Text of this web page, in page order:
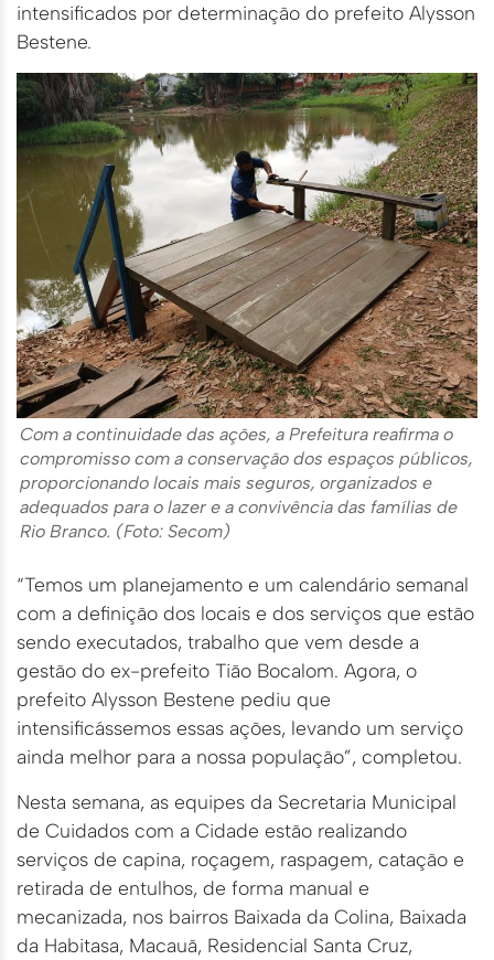
intensificados por determinação do prefeito Alysson
Bestene.
Com a continuidade das ações, a Prefeitura reafirma o
compromisso com a conservação dos espaços públicos,
proporcionando locais mais seguros, organizados e
adequados para o lazer e a convivência das famílias de
Rio Branco. (Foto: Secom)
“Temos um planejamento e um calendário semanal
com a definição dos locais e dos serviços que estão
sendo executados, trabalho que vem desde a
gestão do ex-prefeito Tião Bocalom. Agora, o
prefeito Alysson Bestene pediu que
intensificássemos essas ações, levando um serviço
ainda melhor para a nossa população”, completou.
Nesta semana, as equipes da Secretaria Municipal
de Cuidados com a Cidade estão realizando
serviços de capina, roçagem, raspagem, catação e
retirada de entulhos, de forma manual e
mecanizada, nos bairros Baixada da Colina, Baixada
da Habitasa, Macauã, Residencial Santa Cruz,